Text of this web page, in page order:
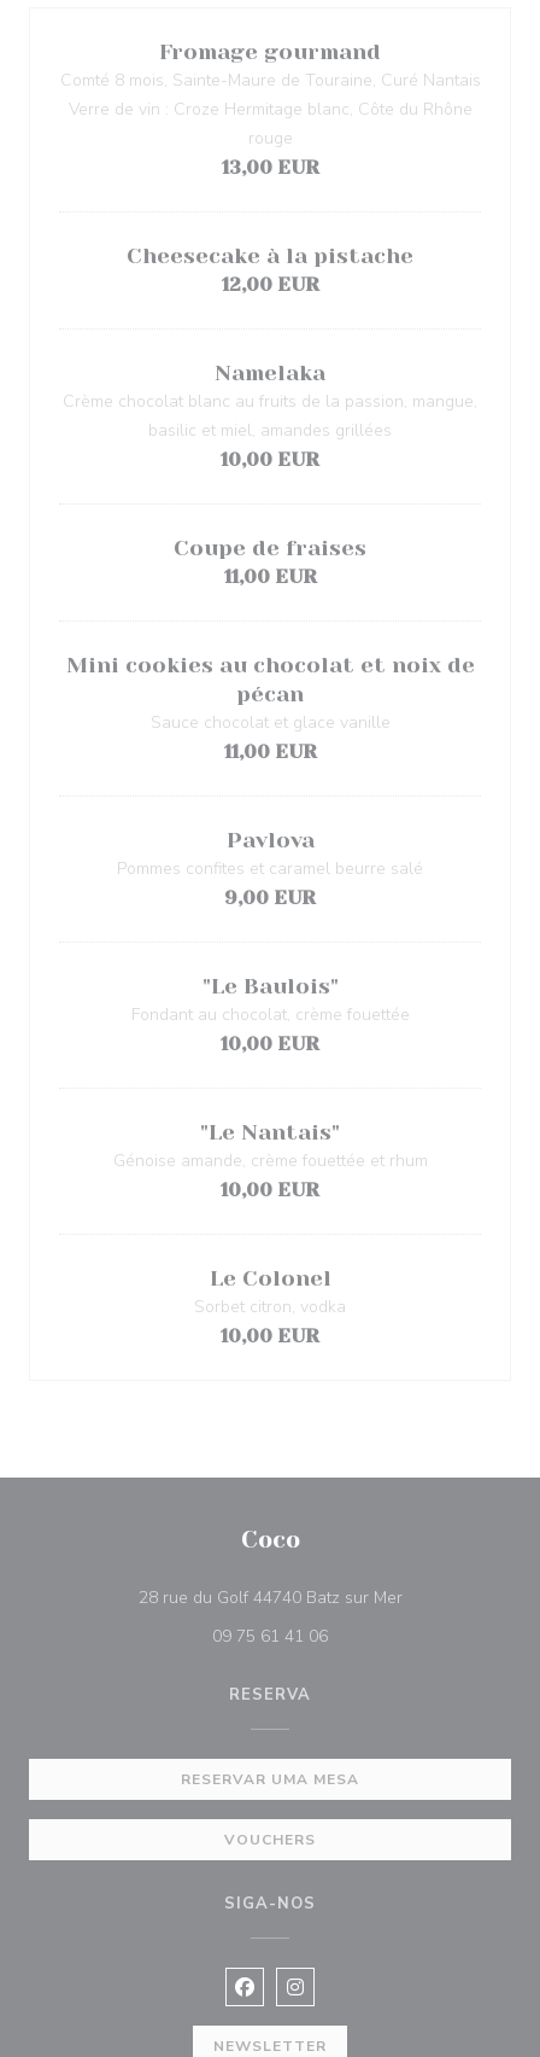
Fromage gourmand
Comté 8 mois, Sainte-Maure de Touraine, Curé Nantais
Verre de vin : Croze Hermitage blanc, Côte du Rhône
rouge
13,00 EUR
Cheesecake à la pistache
12,00 EUR
Namelaka
Crème chocolat blanc au fruits de la passion, mangue,
basilic et miel, amandes grillées
10,00 EUR
Coupe de fraises
11,00 EUR
Mini cookies au chocolat et noix de
pécan
Sauce chocolat et glace vanille
11,00 EUR
Pavlova
Pommes confites et caramel beurre salé
9,00 EUR
"Le Baulois"
Fondant au chocolat, crème fouettée
10,00 EUR
"Le Nantais"
Génoise amande, crème fouettée et rhum
10,00 EUR
Le Colonel
Sorbet citron, vodka
10,00 EUR
Coco
28 rue du Golf 44740 Batz sur Mer((abre numa nova
09 75 61 41 06
RESERVA
RESERVAR UMA MESA
VOUCHERS
SIGA-NOS
Facebook ((abre numa nova janela))
Instagram ((abre numa nova
NEWSLETTER